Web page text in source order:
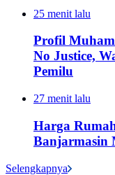
25 menit lalu
Profil
No Justice,
Pemilu
27 menit lalu
Harga
Banjarmasin
Selengkapnya